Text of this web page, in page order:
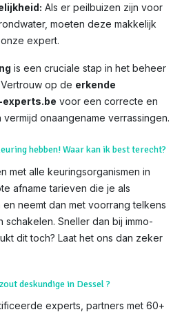
Als er peilbuizen zijn voor
moeten deze makkelijk
expert.
is een cruciale stap in het beheer
op de erkende
experts.be voor een correcte en
onaangename verrassingen.
hebben! Waar kan ik best terecht?
met alle keuringsorganismen in
afname tarieven die je als
neemt dan met voorrang telkens
schakelen. Sneller dan bij immo-
dit toch? Laat het ons dan zeker
deskundige in Dessel ?
experts, partners met 60+